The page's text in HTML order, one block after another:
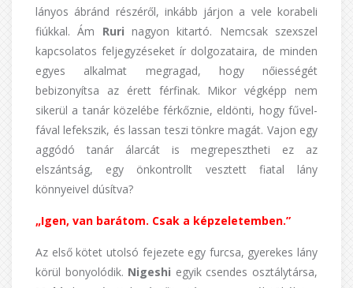
lányos ábránd részéről, inkább járjon a vele korabeli
fiúkkal. Ám Ruri nagyon kitartó. Nemcsak szexszel
kapcsolatos feljegyzéseket ír dolgozataira, de minden
egyes alkalmat megragad, hogy nőiességét
bebizonyítsa az érett férfinak. Mikor végképp nem
sikerül a tanár közelébe férkőznie, eldönti, hogy fűvel-
fával lefekszik, és lassan teszi tönkre magát. Vajon egy
aggódó tanár álarcát is megrepesztheti ez az
elszántság, egy önkontrollt vesztett fiatal lány
könnyeivel dúsítva?
„Igen, van barátom. Csak a képzeletemben.”
Az első kötet utolsó fejezete egy furcsa, gyerekes lány
körül bonyolódik. Nigeshi egyik csendes osztálytársa,